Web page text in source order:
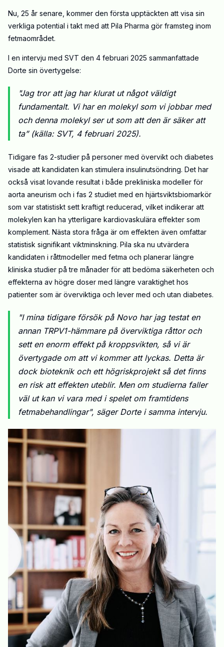
Nu, 25 år senare, kommer den första upptäckten att visa sin
verkliga potential i takt med att Pila Pharma gör framsteg inom
fetmaområdet.
I en intervju med SVT den 4 februari 2025 sammanfattade
Dorte sin övertygelse:
"Jag tror att jag har klurat ut något väldigt
fundamentalt. Vi har en molekyl som vi jobbar med
och denna molekyl ser ut som att den är säker att
ta” (källa: SVT, 4 februari 2025).
Tidigare fas 2-studier på personer med övervikt och diabetes
visade att kandidaten kan stimulera insulinutsöndring. Det har
också visat lovande resultat i både prekliniska modeller för
aorta aneurism och i fas 2 studiet med en hjärtsviktsbiomarkör
som var statistiskt sett kraftigt reducerad, vilket indikerar att
molekylen kan ha ytterligare kardiovaskulära effekter som
komplement. Nästa stora fråga är om effekten även omfattar
statistisk signifikant viktminskning. Pila ska nu utvärdera
kandidaten i råttmodeller med fetma och planerar längre
kliniska studier på tre månader för att bedöma säkerheten och
effekterna av högre doser med längre varaktighet hos
patienter som är överviktiga och lever med och utan diabetes.
"I mina tidigare försök på Novo har jag testat en
annan TRPV1-hämmare på överviktiga råttor och
sett en enorm effekt på kroppsvikten, så vi är
övertygade om att vi kommer att lyckas. Detta är
dock bioteknik och ett högriskprojekt så det finns
en risk att effekten uteblir. Men om studierna faller
väl ut kan vi vara med i spelet om framtidens
fetmabehandlingar", säger Dorte i samma intervju.